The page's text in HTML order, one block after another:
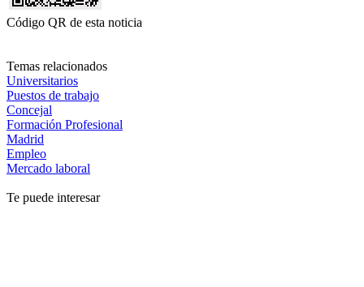
Código QR de esta noticia
Temas relacionados
Universitarios
Puestos de trabajo
Concejal
Formación Profesional
Madrid
Empleo
Mercado laboral
Te puede interesar